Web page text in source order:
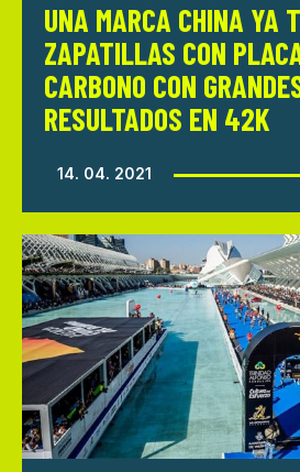
UNA MARCA CHINA YA
ZAPATILLAS CON
CARBONO CON
RESULTADOS EN 42K
14. 04. 2021